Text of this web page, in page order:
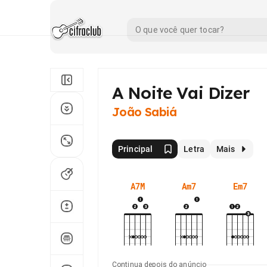
A Noite Vai Dizer
João Sabiá
Principal Letra Mais
A7M Am7 Em7
Continua depois do anúncio